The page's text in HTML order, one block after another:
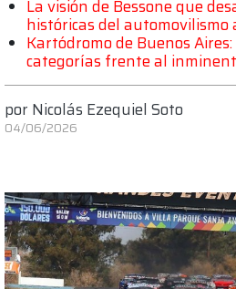
La visión de Bessone que
históricas del automovilismo
Kartódromo de Buenos
categorías frente al
por Nicolás Ezequiel Soto
04/06/2026